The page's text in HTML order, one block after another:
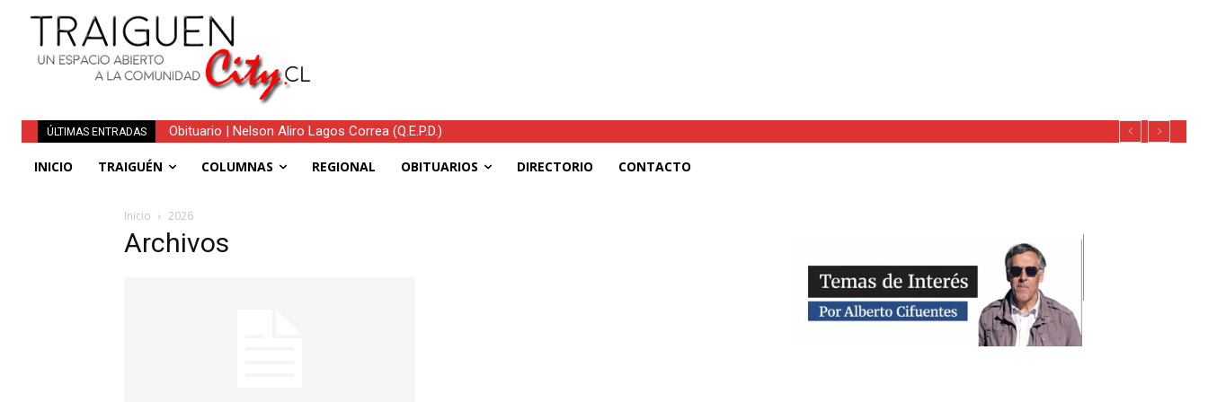
ÚLTIMAS ENTRADAS Obituario | Nelson Aliro Lagos Correa (Q.E.P.D.)
INICIO TRAIGUÉN COLUMNAS REGIONAL OBITUARIOS DIRECTORIO CONTACTO
Inicio 2026
Archivos